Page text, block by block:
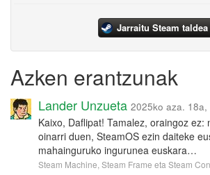
Jarraitu Steam taldea
Azken erantzunak
Lander Unzueta 2025ko aza. 18a,
Kaixo, Daflipat! Tamalez, oraingoz ez:
oinarri duen, SteamOS ezin daiteke
mahainguruko ingurunea euskara…
Steam Machine, Steam Frame eta Steam